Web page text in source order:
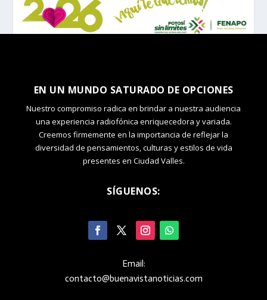
EN UN MUNDO SATURADO DE OPCIONES
Nuestro compromiso radica en brindar a nuestra audiencia
una experiencia radiofónica enriquecedora y variada.
Creemos firmemente en la importancia de reflejar la
diversidad de pensamientos, culturas y estilos de vida
presentes en Ciudad Valles.
SÍGUENOS:
Email:
contacto@buenavistanoticias.com